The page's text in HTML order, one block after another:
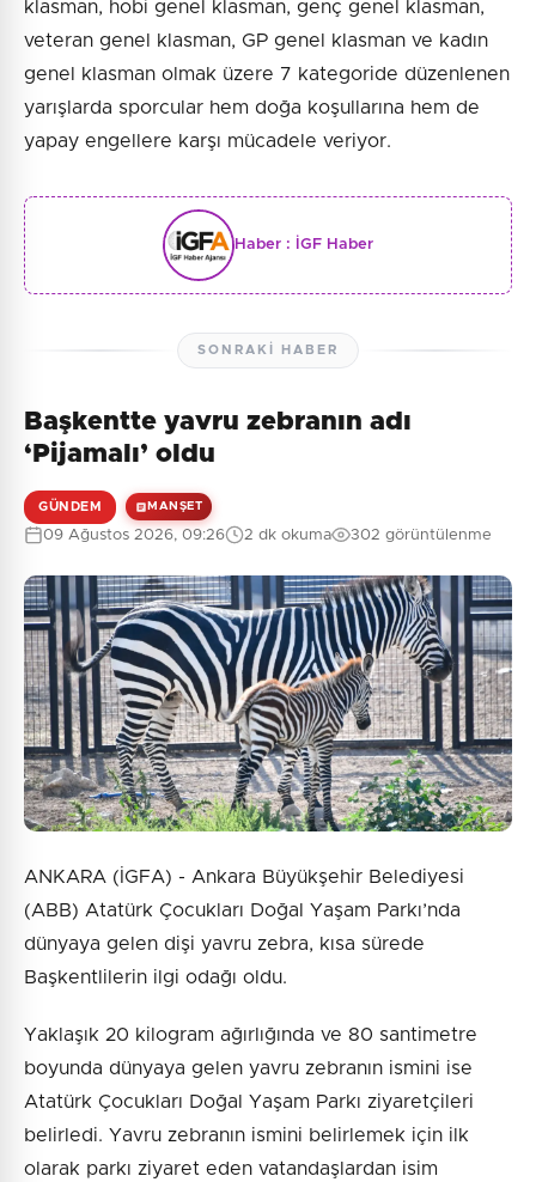
klasman, hobi genel klasman, genç genel klasman,
veteran genel klasman, GP genel klasman ve kadın
genel klasman olmak üzere 7 kategoride düzenlenen
yarışlarda sporcular hem doğa koşullarına hem de
yapay engellere karşı mücadele veriyor.
Haber : İGF Haber
SONRAKI HABER
Başkentte yavru zebranın adı
‘Pijamalı’ oldu
GÜNDEM MANŞET
09 Ağustos 2026, 09:26 2 dk okuma 302 görüntülenme
ANKARA (İGFA) - Ankara Büyükşehir Belediyesi
(ABB) Atatürk Çocukları Doğal Yaşam Parkı’nda
dünyaya gelen dişi yavru zebra, kısa sürede
Başkentlilerin ilgi odağı oldu.
Yaklaşık 20 kilogram ağırlığında ve 80 santimetre
boyunda dünyaya gelen yavru zebranın ismini ise
Atatürk Çocukları Doğal Yaşam Parkı ziyaretçileri
belirledi. Yavru zebranın ismini belirlemek için ilk
olarak parkı ziyaret eden vatandaşlardan isim